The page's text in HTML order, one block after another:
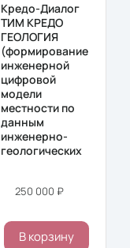
Кредо-Диалог
ТИМ КРЕДО
ГЕОЛОГИЯ
(формирование
инженерной
цифровой
модели
местности по
данным
инженерно-
геологических
250 000 ₽
В корзину